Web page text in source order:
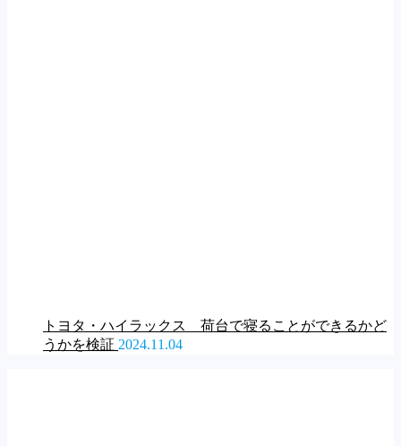
トヨタ・ハイラックス 荷台で寝ることができるかど
うかを検証 2024.11.04